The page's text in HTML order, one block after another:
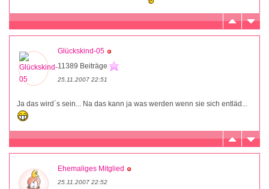
Glückskind-05
11389 Beiträge
25.11.2007 22:51
Ja das wird´s sein... Na das kann ja was werden wenn sie sich entläd...
Ehemaliges Mitglied
25.11.2007 22:52